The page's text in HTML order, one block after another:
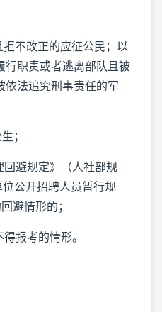
不改正的应征公民；以
行职责或者逃离部队且被
依法追究刑事责任的军
；
避规定》（人社部规
位公开招聘人员暂行规
避情形的；
报考的情形。